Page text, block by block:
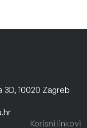
10020 Zagreb
Korisni linkovi